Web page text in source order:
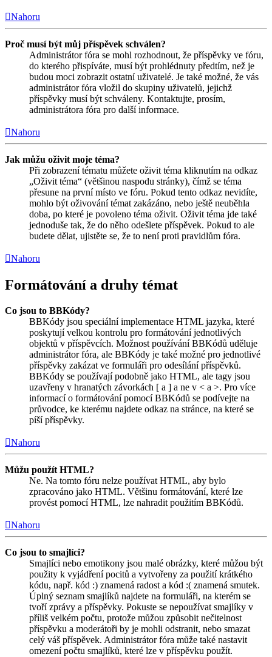
Nahoru
Proč musí být můj příspěvek schválen?
Administrátor fóra se mohl rozhodnout, že příspěvky ve fóru,
do kterého přispíváte, musí být prohlédnuty předtím, než je
budou moci zobrazit ostatní uživatelé. Je také možné, že vás
administrátor fóra vložil do skupiny uživatelů, jejichž
příspěvky musí být schváleny. Kontaktujte, prosím,
administrátora fóra pro další informace.
Nahoru
Jak můžu oživit moje téma?
Při zobrazení tématu můžete oživit téma kliknutím na odkaz
„Oživit téma“ (většinou naspodu stránky), čímž se téma
přesune na první místo ve fóru. Pokud tento odkaz nevidíte,
mohlo být oživování témat zakázáno, nebo ještě neuběhla
doba, po které je povoleno téma oživit. Oživit téma jde také
jednoduše tak, že do něho odešlete příspěvek. Pokud to ale
budete dělat, ujistěte se, že to není proti pravidlům fóra.
Nahoru
Formátování a druhy témat
Co jsou to BBKódy?
BBKódy jsou speciální implementace HTML jazyka, které
poskytují velkou kontrolu pro formátování jednotlivých
objektů v příspěvcích. Možnost používání BBKódů uděluje
administrátor fóra, ale BBKódy je také možné pro jednotlivé
příspěvky zakázat ve formuláři pro odesílání příspěvků.
BBKódy se používají podobně jako HTML, ale tagy jsou
uzavřeny v hranatých závorkách [ a ] a ne v < a >. Pro více
informací o formátování pomocí BBKódů se podívejte na
průvodce, ke kterému najdete odkaz na stránce, na které se
píší příspěvky.
Nahoru
Můžu použít HTML?
Ne. Na tomto fóru nelze používat HTML, aby bylo
zpracováno jako HTML. Většinu formátování, které lze
provést pomocí HTML, lze nahradit použitím BBKódů.
Nahoru
Co jsou to smajlíci?
Smajlíci nebo emotikony jsou malé obrázky, které můžou být
použity k vyjádření pocitů a vytvořeny za použití krátkého
kódu, např. kód :) znamená radost a kód :( znamená smutek.
Úplný seznam smajlíků najdete na formuláři, na kterém se
tvoří zprávy a příspěvky. Pokuste se nepoužívat smajlíky v
příliš velkém počtu, protože můžou způsobit nečitelnost
příspěvku a moderátoři by je mohli odstranit, nebo smazat
celý váš příspěvek. Administrátor fóra může také nastavit
omezení počtu smajlíků, které lze v příspěvku použít.